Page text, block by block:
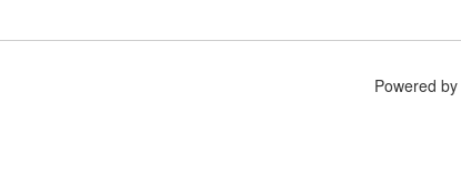
Powered